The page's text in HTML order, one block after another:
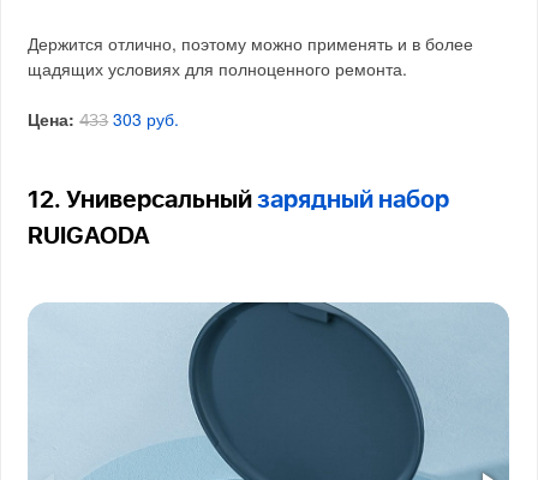
Держится отлично, поэтому можно применять и в более
щадящих условиях для полноценного ремонта.
Цена: 433 303 руб.
12. Универсальныйзарядный набор
RUIGAODA